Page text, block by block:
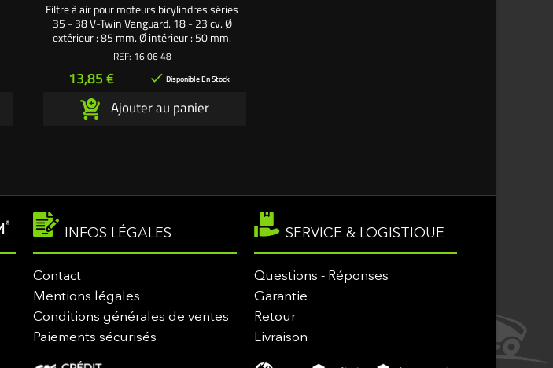
Filtre à air pour moteurs bicylindres séries
35 - 38 V-Twin Vanguard. 18 - 23 cv. Ø
extérieur : 85 mm. Ø intérieur : 50 mm.
Longueur : 190 mm.
REF: 16 06 48
Prix
13,85 €  Disponible En Stock
Ajouter au panier
INFOS LÉGALES
Contact
Mentions légales
Conditions générales de ventes
Paiements sécurisés
SERVICE & LOGISTIQUE
Questions - Réponses
Garantie
Retour
Livraison